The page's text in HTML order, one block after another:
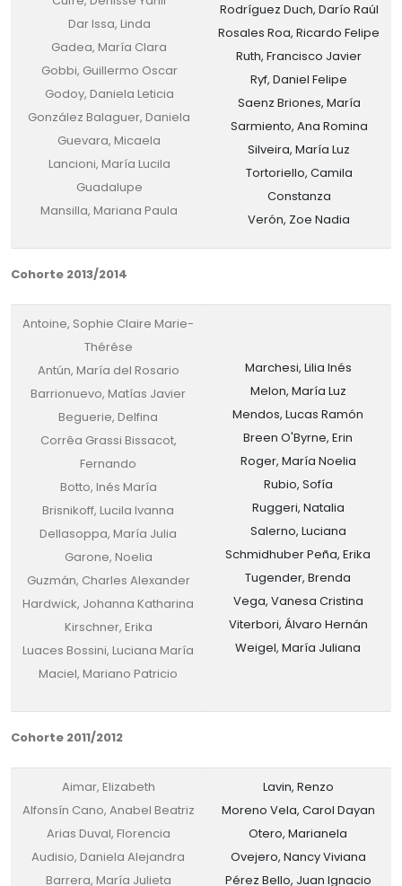
Dar Issa, Linda
Gadea, María Clara
Gobbi, Guillermo Oscar
Godoy, Daniela Leticia
González Balaguer, Daniela
Guevara, Micaela
Lancioni, María Lucila
Guadalupe
Mansilla, Mariana Paula
Rodríguez Duch, Darío Raúl
Rosales Roa, Ricardo Felipe
Ruth, Francisco Javier
Ryf, Daniel Felipe
Saenz Briones, María
Sarmiento, Ana Romina
Silveira, María Luz
Tortoriello, Camila
Constanza
Verón, Zoe Nadia
Cohorte 2013/2014
Antoine, Sophie Claire Marie-
Thérése
Antún, María del Rosario
Barrionuevo, Matías Javier
Beguerie, Delfina
Corrêa Grassi Bissacot,
Fernando
Botto, Inés María
Brisnikoff, Lucila Ivanna
Dellasoppa, María Julia
Garone, Noelia
Guzmán, Charles Alexander
Hardwick, Johanna Katharina
Kirschner, Erika
Luaces Bossini, Luciana María
Maciel, Mariano Patricio
Marchesi, Lilia Inés
Melon, María Luz
Mendos, Lucas Ramón
Breen O'Byrne, Erin
Roger, María Noelia
Rubio, Sofía
Ruggeri, Natalia
Salerno, Luciana
Schmidhuber Peña, Erika
Tugender, Brenda
Vega, Vanesa Cristina
Viterbori, Álvaro Hernán
Weigel, María Juliana
Cohorte 2011/2012
Aimar, Elizabeth
Alfonsín Cano, Anabel Beatriz
Arias Duval, Florencia
Audisio, Daniela Alejandra
Barrera, María Julieta
Lavin, Renzo
Moreno Vela, Carol Dayan
Otero, Marianela
Ovejero, Nancy Viviana
Pérez Bello, Juan Ignacio